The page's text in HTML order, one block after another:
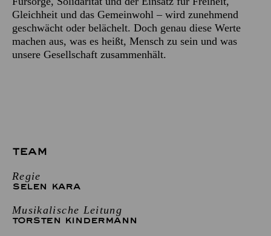
Gleichheit und das Gemeinwohl – wird zunehmend
geschwächt oder belächelt. Doch genau diese Werte
machen aus, was es heißt, Mensch zu sein und was
unsere Gesellschaft zusammenhält.
TEAM
Regie
SELEN KARA
Musikalische Leitung
TORSTEN KINDERMANN